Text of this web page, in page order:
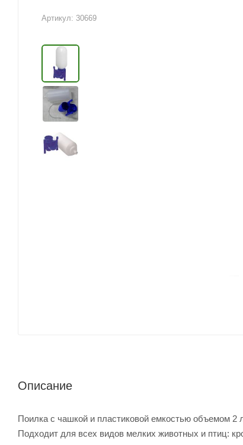
Артикул: 30669
Описание
Поилка с чашкой и пластиковой емкостью объемом
Подходит для всех видов мелких животных и птиц: